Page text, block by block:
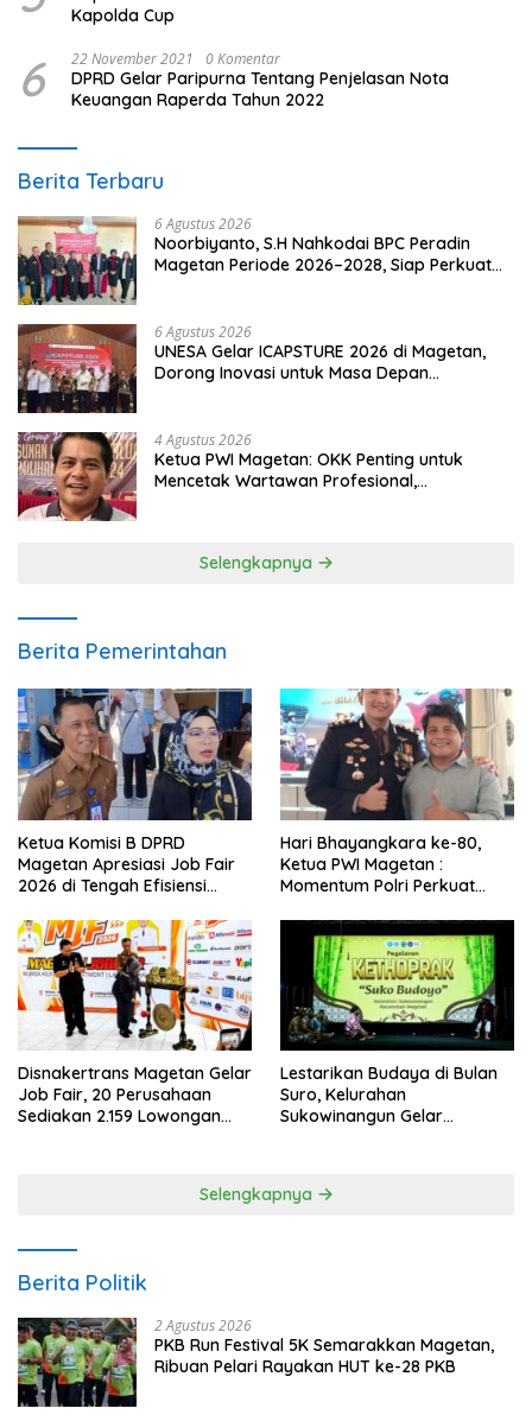
Kapolda Cup
6 22 November 2021 0 Komentar
DPRD Gelar Paripurna Tentang Penjelasan Nota
Keuangan Raperda Tahun 2022
Berita Terbaru
6 Agustus 2026
Noorbiyanto, S.H Nahkodai BPC Peradin
Magetan Periode 2026–2028, Siap Perkuat
6 Agustus 2026
UNESA Gelar ICAPSTURE 2026 di Magetan,
Dorong Inovasi untuk Masa Depan
4 Agustus 2026
Ketua PWI Magetan: OKK Penting untuk
Mencetak Wartawan Profesional,
Selengkapnya
Berita Pemerintahan
Ketua Komisi B DPRD
Magetan Apresiasi Job Fair
2026 di Tengah Efisiensi
Hari Bhayangkara ke-80,
Ketua PWI Magetan :
Momentum Polri Perkuat
Disnakertrans Magetan Gelar
Job Fair, 20 Perusahaan
Sediakan 2.159 Lowongan
Lestarikan Budaya di Bulan
Suro, Kelurahan
Sukowinangun Gelar
Selengkapnya
Berita Politik
2 Agustus 2026
PKB Run Festival 5K Semarakkan Magetan,
Ribuan Pelari Rayakan HUT ke-28 PKB